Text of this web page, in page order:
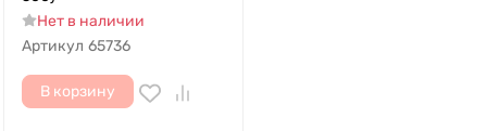
Нет в наличии
Артикул 65736
В корзину